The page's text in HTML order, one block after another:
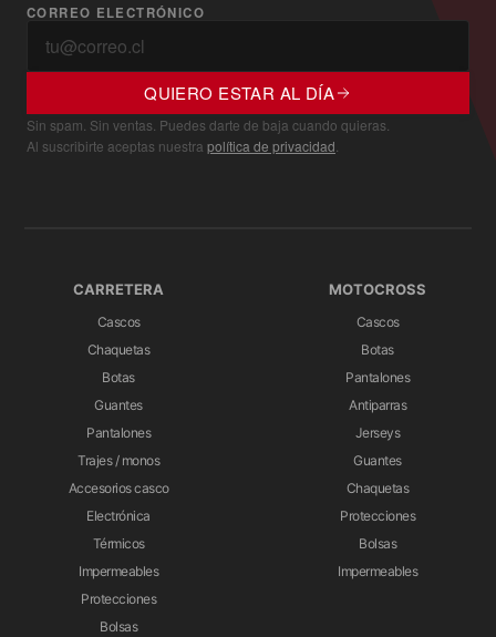
CORREO ELECTRÓNICO
QUIERO ESTAR AL DÍA
Sin spam. Sin ventas. Puedes darte de baja cuando quieras.
Al suscribirte aceptas nuestra política de privacidad
CARRETERA
Cascos
Chaquetas
Botas
Guantes
Pantalones
Trajes / monos
Accesorios casco
Electrónica
Térmicos
Impermeables
Protecciones
Bolsas
MOTOCROSS
Cascos
Botas
Pantalones
Antiparras
Jerseys
Guantes
Chaquetas
Protecciones
Bolsas
Impermeables